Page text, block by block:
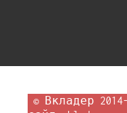
© Вкладер 2014-2026. Цитирование разрешается с гиперссылкой на